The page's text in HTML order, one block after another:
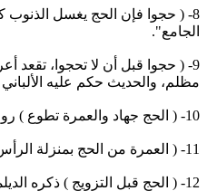
‏8- ( حجوا فإن الحج يغسل الذنوب
الجامع".‏
‏9- ( حجوا قبل أن لا تحجوا، تقعد
مظلم، والحديث حكم عليه
‏12- ( الحج قبل التزويج ) ذكره